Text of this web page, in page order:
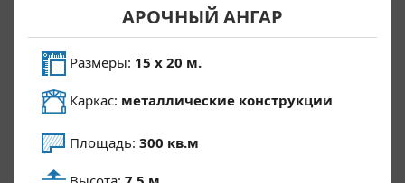
АРОЧНЫЙ АНГАР
Размеры: 15 х 20 м.
Каркас: металлические конструкции
Площадь: 300 кв.м